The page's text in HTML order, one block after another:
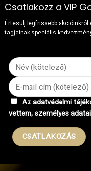
Csatlakozz a VIP
Értesülj legfrissebb akcióinkról
tagjainak speciális
Az adatvédelmi
vettem, személyes